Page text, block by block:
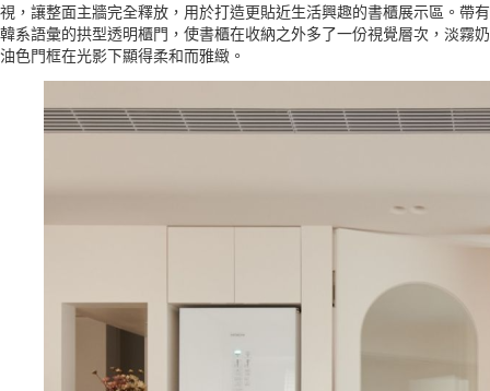
視，讓整面主牆完全釋放，用於打造更貼近生活興趣的書櫃展示區。帶有
韓系語彙的拱型透明櫃門，使書櫃在收納之外多了一份視覺層次，淡霧奶
油色門框在光影下顯得柔和而雅緻。